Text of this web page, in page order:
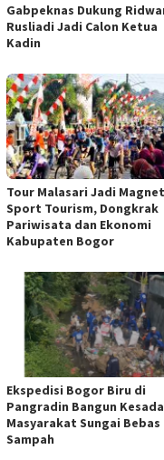
Gabpeknas Dukung
Rusliadi Jadi Calon Ketua
Kadin
Tour Malasari Jadi Magnet
Sport Tourism, Dongkrak
Pariwisata dan Ekonomi
Kabupaten Bogor
Ekspedisi Bogor Biru di
Pangradin Bangun
Masyarakat Sungai Bebas
Sampah